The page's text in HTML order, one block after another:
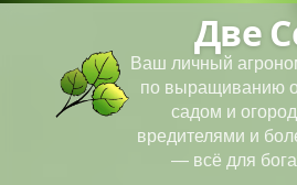
Перейти
Две
Ваш личный
по выращиванию
садом и
вредителями и
— всё для